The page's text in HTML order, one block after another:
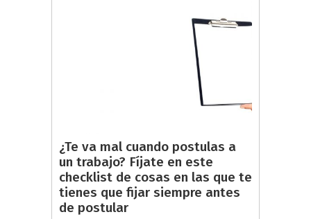
¿Te va mal cuando postulas a
un trabajo? Fíjate en este
checklist de cosas en las que te
tienes que fijar siempre antes
de postular